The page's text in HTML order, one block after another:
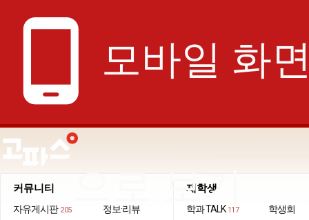
phone_android 모바일 화
으로 보기
커뮤니티
자유게시판 205
정보·리뷰
재학생
학과 TALK 117
학생회